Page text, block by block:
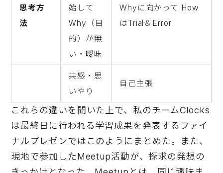
思考方
法
始して
Why（目
的）が無
い・曖昧
Whyに向かって How
はTrial＆Error
共感・思
いやり
自己主張
これらの違いを聞いた上で、私のチームClocks
は最終日に行われる学習成果を発表するファイ
ナルプレゼンではこのようにまとめた。また、
現地で参加したMeetup活動が、探求の発想の